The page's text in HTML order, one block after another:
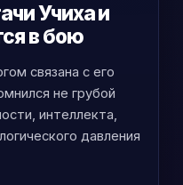
Учиха и
в бою
связана с его
не грубой
интеллекта,
давления